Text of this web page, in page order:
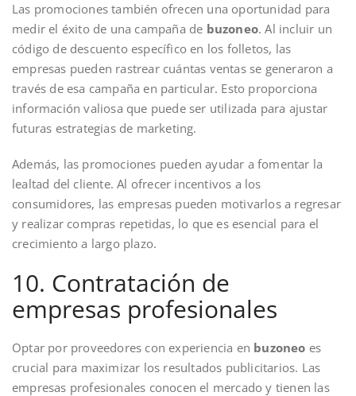
Las promociones también ofrecen una oportunidad para
medir el éxito de una campaña de buzoneo. Al incluir un
código de descuento específico en los folletos, las
empresas pueden rastrear cuántas ventas se generaron a
través de esa campaña en particular. Esto proporciona
información valiosa que puede ser utilizada para ajustar
futuras estrategias de marketing.
Además, las promociones pueden ayudar a fomentar la
lealtad del cliente. Al ofrecer incentivos a los
consumidores, las empresas pueden motivarlos a regresar
y realizar compras repetidas, lo que es esencial para el
crecimiento a largo plazo.
10. Contratación de
empresas profesionales
Optar por proveedores con experiencia en buzoneo es
crucial para maximizar los resultados publicitarios. Las
empresas profesionales conocen el mercado y tienen las